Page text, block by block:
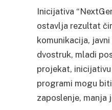
Inicijativa
ostavlja rezultat
komunikacija,
dvostruk, mladi
projekat,
programi mogu
zaposlenje, manja